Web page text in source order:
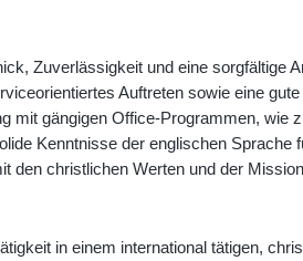
Zuverlässigkeit und eine sorgfältige
Auftreten sowie eine
mit gängigen Office-Programmen, wie
Kenntnisse der englischen
den christlichen Werten und der
in einem international tätigen,